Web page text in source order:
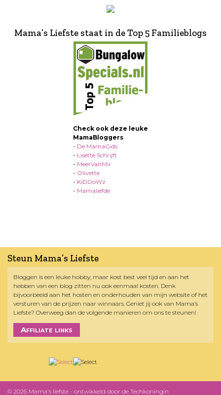
Mama’s Liefste staat in de Top 5 Familieblogs
Check ook deze leuke
MamaBloggers
- De MamaGids
- Lisette Schrijft
- MeerVanMir
- Olivette
- KiDDoWz
- Mamaliefde
Steun Mama’s Liefste
Bloggen is een leuke hobby, maar kost best veel tijd en aan het
hebben van een blog zitten nu ook eenmaal kosten. Denk
bijvoorbeeld aan het hosten en onderhouden van mijn website of het
versturen van de prijzen naar winnaars. Geniet jij ook van Mama’s
Liefste? Overweeg dan de volgende manieren om ons te steunen!
Affiliate links
© 2026 Mama's liefste - ontwikkeld door de Techkoningin